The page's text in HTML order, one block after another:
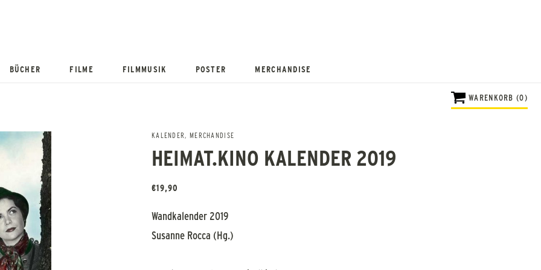
BÜCHER FILME FILMMUSIK POSTER MERCHANDISE
WARENKORB (0)
KALENDER, MERCHANDISE
HEIMAT.KINO KALENDER 2019
€19,90
Wandkalender 2019
Susanne Rocca (Hg.)